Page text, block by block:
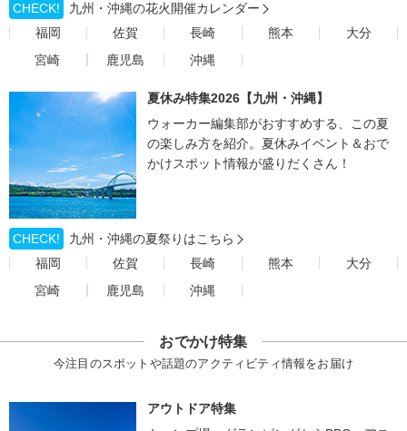
CHECK!
九州・沖縄の花火開催カレンダー
福岡
佐賀 長崎 熊本
大分
宮崎
鹿児島 沖縄
夏休み特集2026【九州・沖縄】
ウォーカー編集部がおすすめする、この夏
の楽しみ方を紹介。夏休みイベント＆おで
かけスポット情報が盛りだくさん！
CHECK!
九州・沖縄の夏祭りはこちら
福岡
佐賀 長崎 熊本
大分
宮崎
鹿児島 沖縄
おでかけ特集
今注目のスポットや話題のアクティビティ情報をお届け
アウトドア特集